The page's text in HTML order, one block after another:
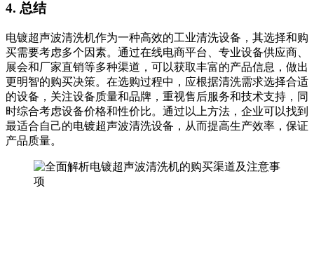
4. 总结
电镀超声波清洗机作为一种高效的工业清洗设备，其选择和购
买需要考虑多个因素。通过在线电商平台、专业设备供应商、
展会和厂家直销等多种渠道，可以获取丰富的产品信息，做出
更明智的购买决策。在选购过程中，应根据清洗需求选择合适
的设备，关注设备质量和品牌，重视售后服务和技术支持，同
时综合考虑设备价格和性价比。通过以上方法，企业可以找到
最适合自己的电镀超声波清洗设备，从而提高生产效率，保证
产品质量。